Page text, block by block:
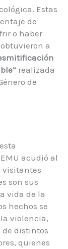
Estas
de
o haber
a
realizada
de
acudió al
visitantes
son sus
vida de la
hechos se
violencia,
de distintos
quienes